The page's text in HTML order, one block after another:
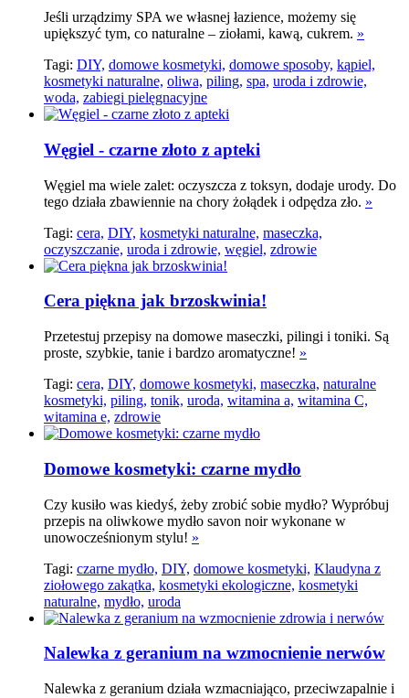
Jeśli urządzimy SPA we własnej łazience, możemy się
upiększyć tym, co naturalne – ziołami, kawą, cukrem. »
Tagi: DIY, domowe kosmetyki, domowe sposoby, kąpiel,
kosmetyki naturalne, oliwa, piling, spa, uroda i zdrowie,
woda, zabiegi pielęgnacyjne
Węgiel - czarne złoto z apteki
Węgiel ma wiele zalet: oczyszcza z toksyn, dodaje urody. Do
tego działa zbawiennie na chory żołądek i odpędza zło. »
Tagi: cera, DIY, kosmetyki naturalne, maseczka,
oczyszczanie, uroda i zdrowie, węgiel, zdrowie
Cera piękna jak brzoskwinia!
Przetestuj przepisy na domowe maseczki, pilingi i toniki. Są
proste, szybkie, tanie i bardzo aromatyczne! »
Tagi: cera, DIY, domowe kosmetyki, maseczka, naturalne
kosmetyki, piling, tonik, uroda, witamina a, witamina C,
witamina e, zdrowie
Domowe kosmetyki: czarne mydło
Czy kusiło was kiedyś, żeby zrobić sobie mydło? Wypróbuj
przepis na oliwkowe mydło savon noir wykonane w
unowocześnionym stylu! »
Tagi: czarne mydło, DIY, domowe kosmetyki, Klaudyna z
ziołowego zakątka, kosmetyki ekologiczne, kosmetyki
naturalne, mydło, uroda
Nalewka z geranium na wzmocnienie nerwów
Nalewka z geranium działa wzmacniająco, przeciwzapalnie i